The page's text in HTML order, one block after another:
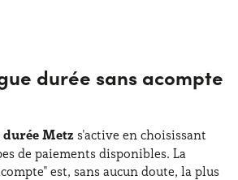
durée sans acompte
Metz s'active en choisissant
de paiements disponibles. La
est, sans aucun doute, la plus